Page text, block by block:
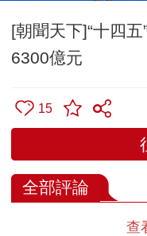
[朝聞天下]“十四
6300億元
15
全部評論
查